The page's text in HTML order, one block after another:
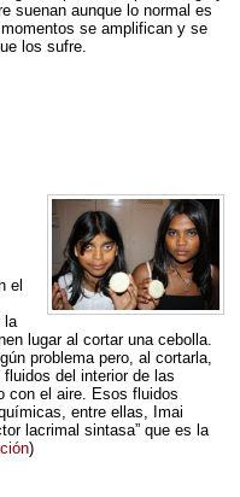
suenan aunque lo normal es
se amplifican y se
los sufre.
el
la
lugar al cortar una cebolla.
problema pero, al cortarla,
del interior de las
con el aire. Esos fluidos
entre ellas, Imai
lacrimal sintasa” que es la
)